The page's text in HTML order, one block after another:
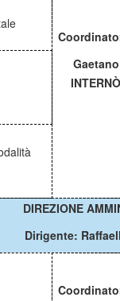
Gaetano
INTERN
DIREZIONE
Dirigente: